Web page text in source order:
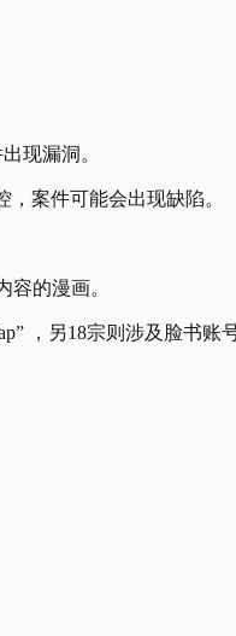
现漏洞。
案件可能会出现缺陷。
容的漫画。
，另18宗则涉及脸书账号